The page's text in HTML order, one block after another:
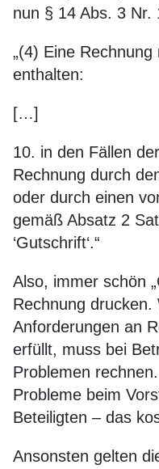
nun § 14 Abs. 3 Nr.
„(4) Eine
enthalten:
[…]
10. in den Fällen
Rechnung durch
oder durch einen
gemäß Absatz 2
‘Gutschrift‘.“
Also, immer schön
Rechnung
Anforderungen an
erfüllt, muss bei
Problemen
Probleme beim
Beteiligten – das
Ansonsten gelten